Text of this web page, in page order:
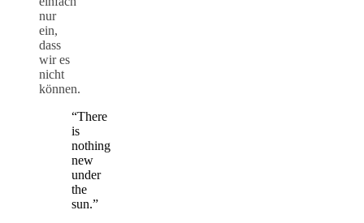
nur
ein,
dass
wir es
nicht
können.
“There
is
nothing
new
under
the
sun.”